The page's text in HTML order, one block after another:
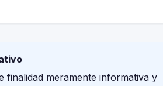
finalidad meramente informativa y